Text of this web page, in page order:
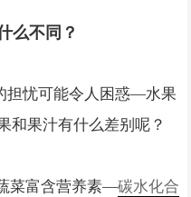
么不同？
担忧可能令人困惑—水果
和果汁有什么差别呢？
菜富含营养素—碳水化合